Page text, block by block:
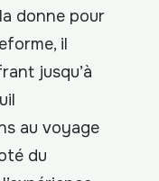
donne pour
il
jusqu’à
au voyage
du